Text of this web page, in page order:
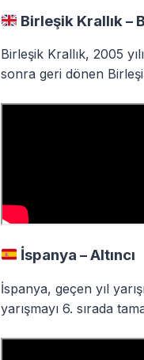
Birleşik Krallık –
Birleşik Krallık, 2005
sonra geri dönen
İspanya – Altıncı
İspanya, geçen yıl
yarışmayı 6. sırada